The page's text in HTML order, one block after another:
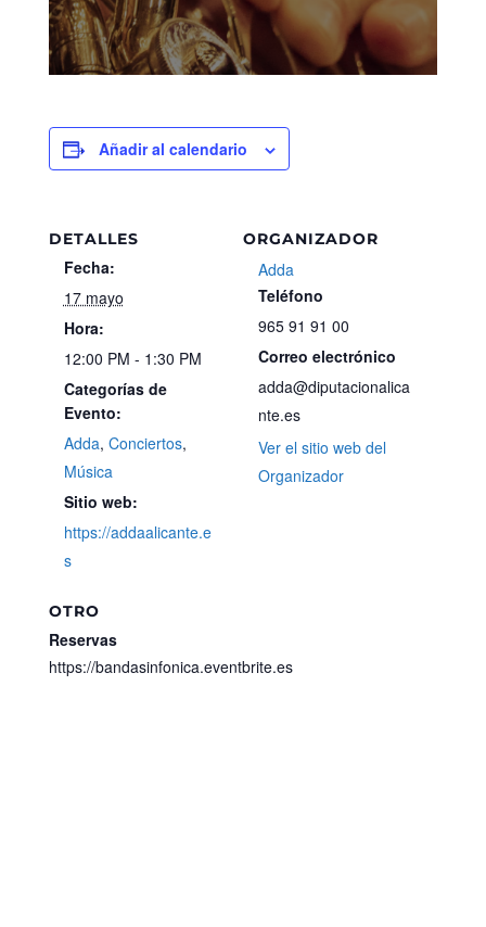
Añadir al calendario
DETALLES
Fecha:
17 mayo
Hora:
12:00 PM - 1:30 PM
Categorías de
Evento:
Adda, Conciertos,
Música
Sitio web:
https://addaalicante.e
s
ORGANIZADOR
Adda
Teléfono
965 91 91 00
Correo electrónico
adda@diputacionalica
nte.es
Ver el sitio web del
Organizador
OTRO
Reservas
https://bandasinfonica.eventbrite.es